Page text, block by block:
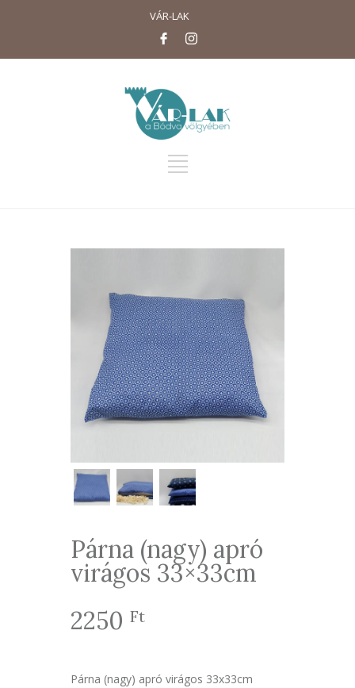
VÁR-LAK
Párna (nagy) apró
virágos 33×33cm
2250 Ft
Párna (nagy) apró virágos 33x33cm